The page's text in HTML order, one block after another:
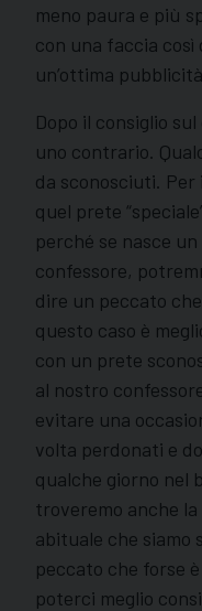
meno paura e più
con una faccia
un’ottima
Dopo il consiglio
uno contrario.
da sconosciuti. Per
quel prete
perché se nasce
confessore,
dire un peccato
questo caso è
con un prete
al nostro
evitare una
volta perdonati e
qualche giorno nel
troveremo anche
abituale che siamo
peccato che forse
poterci meglio